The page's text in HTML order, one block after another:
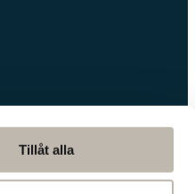
Tillåt alla